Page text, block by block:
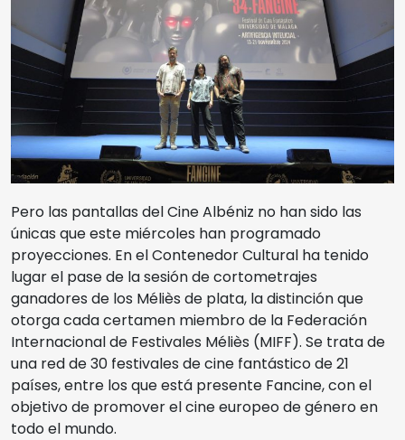
Pero las pantallas del Cine Albéniz no han sido las
únicas que este miércoles han programado
proyecciones. En el Contenedor Cultural ha tenido
lugar el pase de la sesión de cortometrajes
ganadores de los Méliès de plata, la distinción que
otorga cada certamen miembro de la Federación
Internacional de Festivales Méliès (MIFF). Se trata de
una red de 30 festivales de cine fantástico de 21
países, entre los que está presente Fancine, con el
objetivo de promover el cine europeo de género en
todo el mundo.